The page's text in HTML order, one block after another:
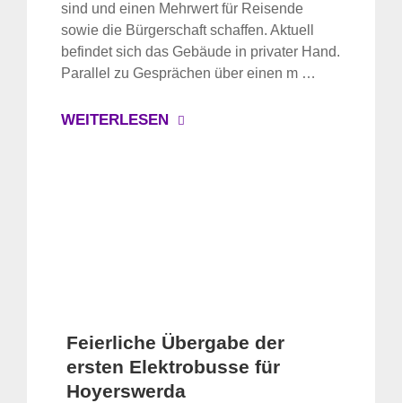
sind und einen Mehrwert für Reisende
sowie die Bürgerschaft schaffen. Aktuell
befindet sich das Gebäude in privater Hand.
Parallel zu Gesprächen über einen m …
WEITERLESEN
Feierliche Übergabe der
ersten Elektrobusse für
Hoyerswerda